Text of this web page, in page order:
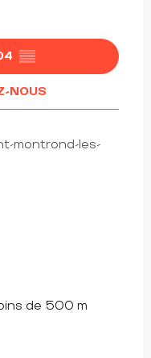
▒▒
NOUS
montrond-les-
de 500 m